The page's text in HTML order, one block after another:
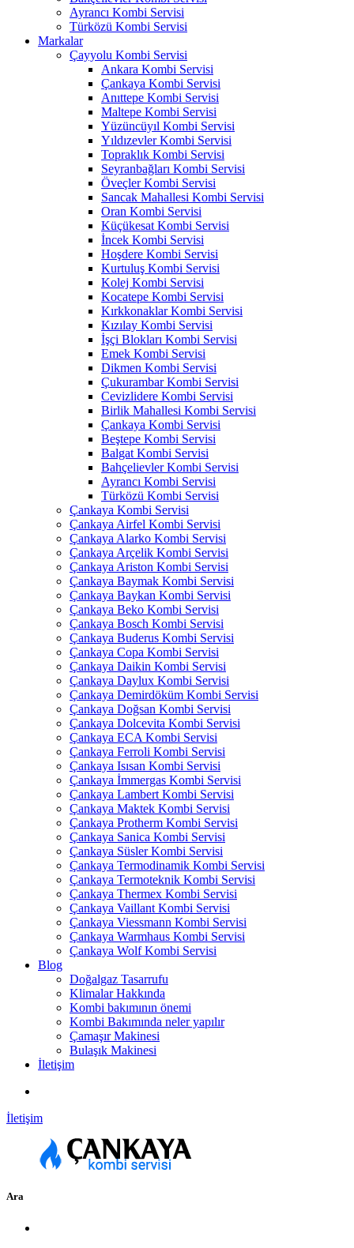
Ayrancı Kombi Servisi
Türközü Kombi Servisi
Markalar
Çayyolu Kombi Servisi
Ankara Kombi Servisi
Çankaya Kombi Servisi
Anıttepe Kombi Servisi
Maltepe Kombi Servisi
Yüzüncüyıl Kombi Servisi
Yıldızevler Kombi Servisi
Topraklık Kombi Servisi
Seyranbağları Kombi Servisi
Öveçler Kombi Servisi
Sancak Mahallesi Kombi Servisi
Oran Kombi Servisi
Küçükesat Kombi Servisi
İncek Kombi Servisi
Hoşdere Kombi Servisi
Kurtuluş Kombi Servisi
Kolej Kombi Servisi
Kocatepe Kombi Servisi
Kırkkonaklar Kombi Servisi
Kızılay Kombi Servisi
İşçi Blokları Kombi Servisi
Emek Kombi Servisi
Dikmen Kombi Servisi
Çukurambar Kombi Servisi
Cevizlidere Kombi Servisi
Birlik Mahallesi Kombi Servisi
Çankaya Kombi Servisi
Beştepe Kombi Servisi
Balgat Kombi Servisi
Bahçelievler Kombi Servisi
Ayrancı Kombi Servisi
Türközü Kombi Servisi
Çankaya Kombi Servisi
Çankaya Airfel Kombi Servisi
Çankaya Alarko Kombi Servisi
Çankaya Arçelik Kombi Servisi
Çankaya Ariston Kombi Servisi
Çankaya Baymak Kombi Servisi
Çankaya Baykan Kombi Servisi
Çankaya Beko Kombi Servisi
Çankaya Bosch Kombi Servisi
Çankaya Buderus Kombi Servisi
Çankaya Copa Kombi Servisi
Çankaya Daikin Kombi Servisi
Çankaya Daylux Kombi Servisi
Çankaya Demirdöküm Kombi Servisi
Çankaya Doğsan Kombi Servisi
Çankaya Dolcevita Kombi Servisi
Çankaya ECA Kombi Servisi
Çankaya Ferroli Kombi Servisi
Çankaya Isısan Kombi Servisi
Çankaya İmmergas Kombi Servisi
Çankaya Lambert Kombi Servisi
Çankaya Maktek Kombi Servisi
Çankaya Protherm Kombi Servisi
Çankaya Sanica Kombi Servisi
Çankaya Süsler Kombi Servisi
Çankaya Termodinamik Kombi Servisi
Çankaya Termoteknik Kombi Servisi
Çankaya Thermex Kombi Servisi
Çankaya Vaillant Kombi Servisi
Çankaya Viessmann Kombi Servisi
Çankaya Warmhaus Kombi Servisi
Çankaya Wolf Kombi Servisi
Blog
Doğalgaz Tasarrufu
Klimalar Hakkında
Kombi bakımının önemi
Kombi Bakımında neler yapılır
Çamaşır Makinesi
Bulaşık Makinesi
İletişim
İletişim
Ara